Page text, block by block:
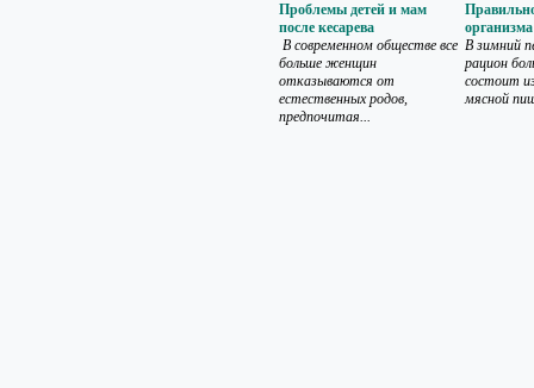
Проблемы детей и мам
после кесарева
В современном обществе все
больше женщин
отказываются от
естественных родов,
предпочитая...
организма
В зимний
рацион
состоит
мясной